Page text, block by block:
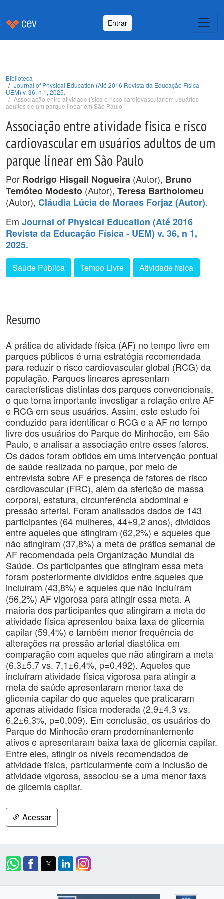
Entrar
Biblioteca
Journal of Physical Education (Até 2016 Revista da Educação Física -
UEM) v. 36, n 1, 2025.
Associação entre atividade física e risco cardiovascular em usuários
adultos de um parque linear em São Paulo
Associação entre atividade física e risco
cardiovascular em usuários adultos de um
parque linear em São Paulo
Por Rodrigo Hisgail Nogueira (Autor), Bruno
Temóteo Modesto (Autor), Teresa Bartholomeu
(Autor), Cláudia Lúcia de Moraes Forjaz (Autor).
Em Journal of Physical Education (Até 2016
Revista da Educação Física - UEM) v. 36, n 1,
2025.
Saúde Pública Tempo Livre Atividade física
Resumo
A prática de atividade física (AF) no tempo livre em
parques públicos é uma estratégia recomendada
para reduzir o risco cardiovascular global (RCG) da
população. Parques lineares apresentam
características distintas dos parques convencionais,
o que torna importante investigar a relação entre AF
e RCG em seus usuários. Assim, este estudo foi
conduzido para identificar o RCG e a AF no tempo
livre dos usuários do Parque do Minhocão, em São
Paulo, e analisar a associação entre esses fatores.
Os dados foram obtidos em uma intervenção pontual
de saúde realizada no parque, por meio de
entrevista sobre AF e presença de fatores de risco
cardiovascular (FRC), além da aferição de massa
corporal, estatura, circunferência abdominal e
pressão arterial. Foram analisados ​​dados de 143
participantes (64 mulheres, 44±9,2 anos), divididos
entre aqueles que atingiram (62,2%) e aqueles que
não atingiram (37,8%) a meta de prática semanal de
AF recomendada pela Organização Mundial da
Saúde. Os participantes que atingiram essa meta
foram posteriormente divididos entre aqueles que
incluíram (43,8%) e aqueles que não incluíram
(56,2%) AF vigorosa para atingir essa meta. A
maioria dos participantes que atingiram a meta de
atividade física apresentou baixa taxa de glicemia
capilar (59,4%) e também menor frequência de
alterações na pressão arterial diastólica em
comparação com aqueles que não atingiram a meta
(6,3±5,7 vs. 7,1±6,4%, p=0,492). Aqueles que
incluíram atividade física vigorosa para atingir a
meta de saúde apresentaram menor taxa de
glicemia capilar do que aqueles que praticaram
apenas atividade física moderada (2,9±4,3 vs.
6,2±6,3%, p=0,009). Em conclusão, os usuários do
Parque do Minhocão eram predominantemente
ativos e apresentaram baixa taxa de glicemia capilar.
Entre eles, atingir os níveis recomendados de
atividade física, particularmente com a inclusão de
atividade vigorosa, associou-se a uma menor taxa
de glicemia capilar.
Acessar